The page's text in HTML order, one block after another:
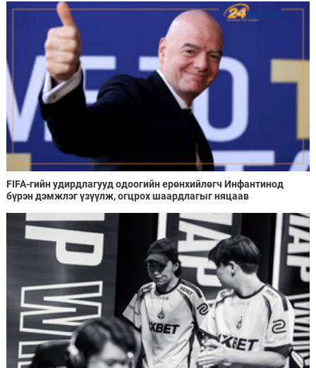
FIFA-гийн удирдлагууд одоогийн ерөнхийлөгч Инфантинод
бүрэн дэмжлэг үзүүлж, огцрох шаардлагыг няцаав